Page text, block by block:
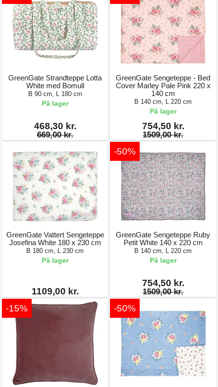
GreenGate Strandteppe Lotta
White med Bomull
B 90 cm, L 180 cm
På lager
468,30 kr.
669,00 kr.
GreenGate Sengeteppe - Bed
Cover Marley Pale Pink 220 x
140 cm
B 140 cm, L 220 cm
På lager
754,50 kr.
1509,00 kr.
GreenGate Vattert Sengeteppe
Josefina White 180 x 230 cm
B 180 cm, L 230 cm
På lager
1109,00 kr.
-50%
GreenGate Sengeteppe Ruby
Petit White 140 x 220 cm
B 140 cm, L 220 cm
På lager
754,50 kr.
1509,00 kr.
-15% -50%